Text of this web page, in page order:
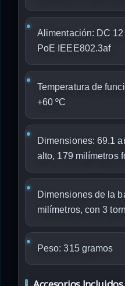
Alimentación: DC 12
PoE IEEE802.3af
Temperatura de
+60 ºC
Dimensiones: 69.1
alto, 179 milímetros
Dimensiones de la
milímetros, con 3
Peso: 315 gramos